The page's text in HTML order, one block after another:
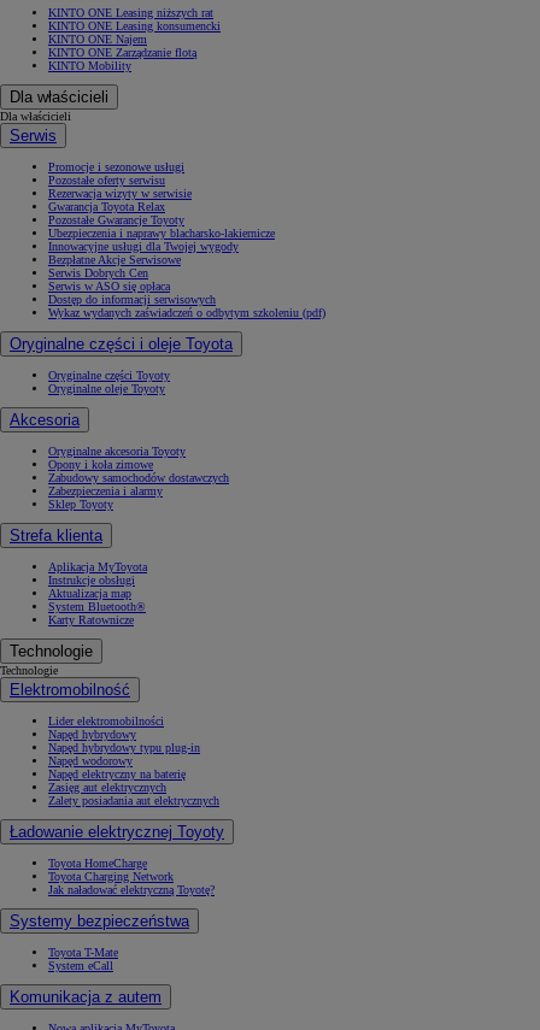
KINTO ONE Leasing niższych rat
KINTO ONE Leasing konsumencki
KINTO ONE Najem
KINTO ONE Zarządzanie flotą
KINTO Mobility
Dla właścicieli
Dla właścicieli
Serwis
Promocje i sezonowe usługi
Pozostałe oferty serwisu
Rezerwacja wizyty w serwisie
Gwarancja Toyota Relax
Pozostałe Gwarancje Toyoty
Ubezpieczenia i naprawy blacharsko-lakiernicze
Innowacyjne usługi dla Twojej wygody
Bezpłatne Akcje Serwisowe
Serwis Dobrych Cen
Serwis w ASO się opłaca
Dostęp do informacji serwisowych
Wykaz wydanych zaświadczeń o odbytym szkoleniu (pdf)
Oryginalne części i oleje Toyota
Oryginalne części Toyoty
Oryginalne oleje Toyoty
Akcesoria
Oryginalne akcesoria Toyoty
Opony i koła zimowe
Zabudowy samochodów dostawczych
Zabezpieczenia i alarmy
Sklep Toyoty
Strefa klienta
Aplikacja MyToyota
Instrukcje obsługi
Aktualizacja map
System Bluetooth®
Karty Ratownicze
Technologie
Technologie
Elektromobilność
Lider elektromobilności
Napęd hybrydowy
Napęd hybrydowy typu plug-in
Napęd wodorowy
Napęd elektryczny na baterię
Zasięg aut elektrycznych
Zalety posiadania aut elektrycznych
Ładowanie elektrycznej Toyoty
Toyota HomeCharge
Toyota Charging Network
Jak naładować elektryczną Toyotę?
Systemy bezpieczeństwa
Toyota T-Mate
System eCall
Komunikacja z autem